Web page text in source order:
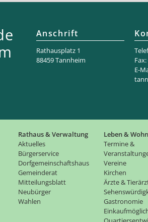
Anschrift
Rathaus­platz 1
88459 Tannheim
E-
Rathaus & Verwaltung
Aktuelles
Bürgerservice
Dorfgemeinschaftshaus
Gemeinderat
Mitteilungsblatt
Neubürger
Wahlen
Leben &
Termine &
Vereine
Kirchen
Ärzte &
Gastronomie